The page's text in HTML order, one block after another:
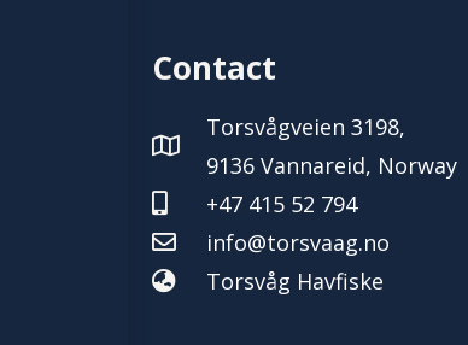
Contact
Torsvågveien 3198,
9136 Vannareid, Norway
+47 415 52 794
info@torsvaag.no
Torsvåg Havfiske